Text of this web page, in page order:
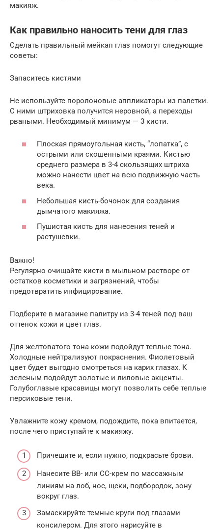
макияж.
Как правильно наносить тени для глаз
Сделать правильный мейкап глаз помогут следующие
советы:
Запаситесь кистями
Не используйте поролоновые аппликаторы из палетки.
С ними штриховка получится неровной, а переходы
рваными. Необходимый минимум — 3 кисти.
Плоская прямоугольная кисть, “лопатка”, с
острыми или скошенными краями. Кистью
среднего размера в 3-4 скользящих штриха
можно нанести цвет на всю подвижную часть
века.
Небольшая кисть-бочонок для создания
дымчатого макияжа.
Пушистая кисть для нанесения теней и
растушевки.
Важно!
Регулярно очищайте кисти в мыльном растворе от
остатков косметики и загрязнений, чтобы
предотвратить инфицирование.
Подберите в магазине палитру из 3-4 теней под ваш
оттенок кожи и цвет глаз.
Для желтоватого тона кожи подойдут теплые тона.
Холодные нейтрализуют покраснения. Фиолетовый
цвет будет выгодно смотреться на карих глазах. К
зеленым подойдут золотые и лиловые акценты.
Голубоглазые красавицы могут позволить себе теплые
персиковые тени.
Увлажните кожу кремом, подождите, пока впитается,
после чего приступайте к макияжу.
Причешите и, если нужно, подкрасьте брови.
Нанесите BB- или CC-крем по массажным
линиям на лоб, нос, щеки, подбородок, зону
вокруг глаз.
Замаскируйте темные круги под глазами
консилером. Для этого нарисуйте в